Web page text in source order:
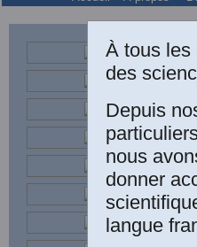
À tous les
des
Depuis
nous
donner
langue